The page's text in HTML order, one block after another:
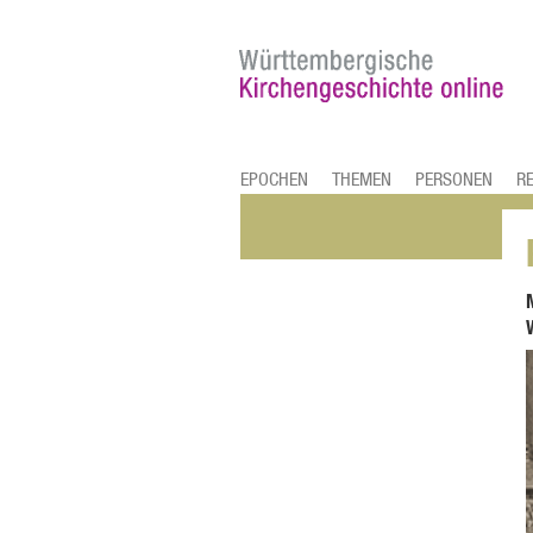
EPOCHEN THEMEN PERSONEN